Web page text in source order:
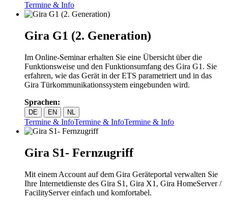
Termine & Info
Gira G1 (2. Generation)
Im Online-Seminar erhalten Sie eine Übersicht über die
Funktionsweise und den Funktionsumfang des Gira G1. Sie
erfahren, wie das Gerät in der ETS parametriert und in das
Gira Türkommunikationssystem eingebunden wird.
Sprachen:
DE EN NL
Termine & InfoTermine & InfoTermine & Info
Gira S1- Fernzugriff
Mit einem Account auf dem Gira Geräteportal verwalten Sie
Ihre Internetdienste des Gira S1, Gira X1, Gira HomeServer /
FacilityServer einfach und komfortabel.